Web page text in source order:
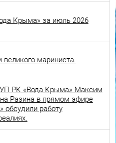
Крыма» за июль 2026
мариниста.
РК «Вода Крыма» Максим
Разина в прямом эфире
обсудили работу